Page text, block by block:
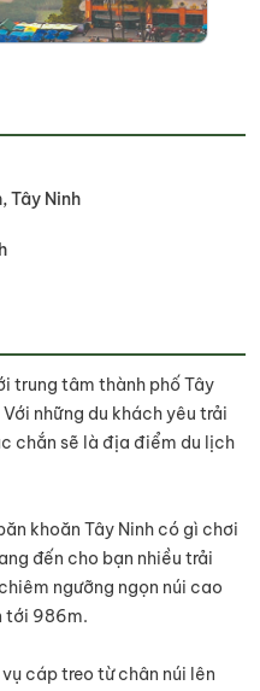
Tây Ninh
trung tâm thành phố Tây
những du khách yêu trải
chắn sẽ là địa điểm du lịch
khoăn Tây Ninh có gì chơi
đến cho bạn nhiều trải
ngưỡng ngọn núi cao
tới 986m.
cáp treo từ chân núi lên